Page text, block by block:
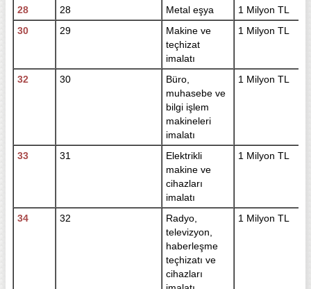
28 28 Metal eşya
1 Milyon TL
30
29
Makine ve
teçhizat
imalatı
1 Milyon TL
32 30
Büro,
muhasebe ve
bilgi işlem
makineleri
imalatı
1 Milyon TL
33 31
Elektrikli
makine ve
cihazları
imalatı
1 Milyon TL
34 32
Radyo,
televizyon,
haberleşme
teçhizatı ve
cihazları
1 Milyon TL